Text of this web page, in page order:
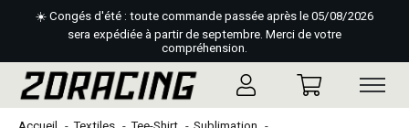
☀️ Congés d'été : toute commande passée après le 05/08/2026
sera expédiée à partir de septembre. Merci de votre
compréhension.